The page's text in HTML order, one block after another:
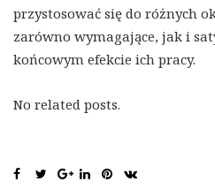
przystosować się do różnych
zarówno wymagające, jak i
końcowym efekcie ich pracy.
No related posts.